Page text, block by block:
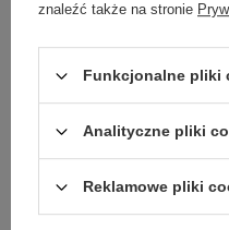
miętowy
ZALOGUJ
Masz pytanie? Chętnie
znaleźć także na stronie
Funkcjonalne pliki
Analityczne pliki
Reklamowe pliki